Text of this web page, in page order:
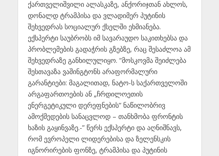
ქართველიშვილი ალასკაზე, ანქორიჯთან ახლოს,
დონალდ ტრამპისა და ვლადიმერ პუტინის
შეხვედრას სოციალურ ქსელში ეხმიანება.
ექსპერტი საუბრობს იმ სავარაუდო საკითხებსა და
პრობლემების გადაჭრის გზებზე, რაც შესაძლოა ამ
შეხვედრაზე განხილულიყო. “მოსკოვმა შეიძლება
შესთავაზა ვაშინგტონს არაფორმალური
გარანტიები: მაგალითად, ნატო-ს საქართველოში
არგაფართოების ან „ჩრდილოეთის
ენერგეტიკული დერეფნების“ ნაწილობრივ
ამოქმედების სანაცვლოდ – თანხმობა ფრონტის
ხაზის გაყინვაზე.-” წერს ექსპერტი და აღნიშნავს,
რომ ევროპელი ლიდერებისა და ზელენსკის
იგნორირების ფონზე, ტრამპისა და პუტინის